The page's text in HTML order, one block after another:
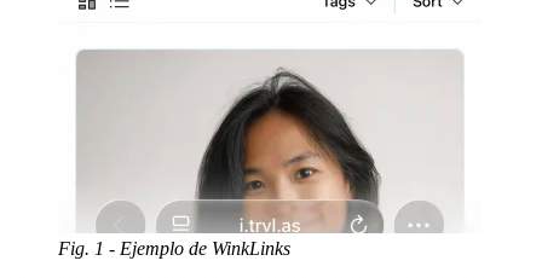
Fig. 1 - Ejemplo de WinkLinks